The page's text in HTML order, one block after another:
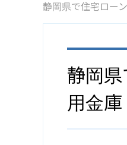
静岡県で住宅ロー
静岡
用金